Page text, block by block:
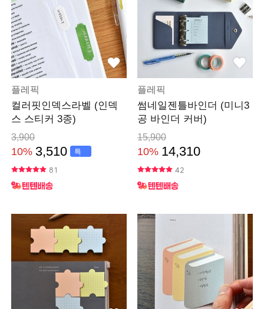
플레픽
컬러핏인덱스라벨 (인덱
스 스티커 3종)
3,900
10% 3,510
특
가
81
플레픽
썸네일젠틀바인더 (미니3
공 바인더 커버)
15,900
10% 14,310
42